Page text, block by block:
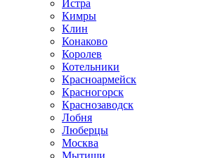
Истра
Кимры
Клин
Конаково
Королев
Котельники
Красноармейск
Красногорск
Краснозаводск
Лобня
Люберцы
Москва